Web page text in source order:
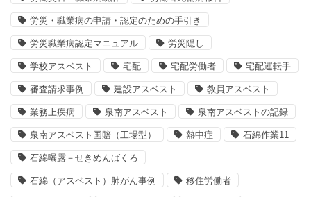
労災・職業病の申請・認定のための手引き
労災職業病認定マニュアル 労災隠し
学校アスベスト 宅配 宅配労働者 宅配運転手
審査請求事例 建設アスベスト 教員アスベスト
業務上疾病 泉南アスベスト 泉南アスベストの記録
泉南アスベスト国賠（工場型） 熱中症 石綿作業11
石綿曝露－せきめんばくろ
石綿（アスベスト）肺がん事例 移住労働者